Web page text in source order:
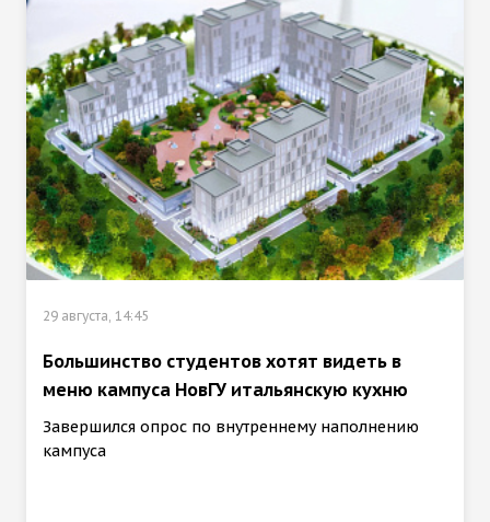
29 августа, 14:45
Большинство студентов хотят видеть в
меню кампуса НовГУ итальянскую кухню
Завершился опрос по внутреннему наполнению
кампуса